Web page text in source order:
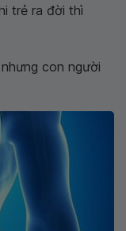
trẻ ra đời thì
con người